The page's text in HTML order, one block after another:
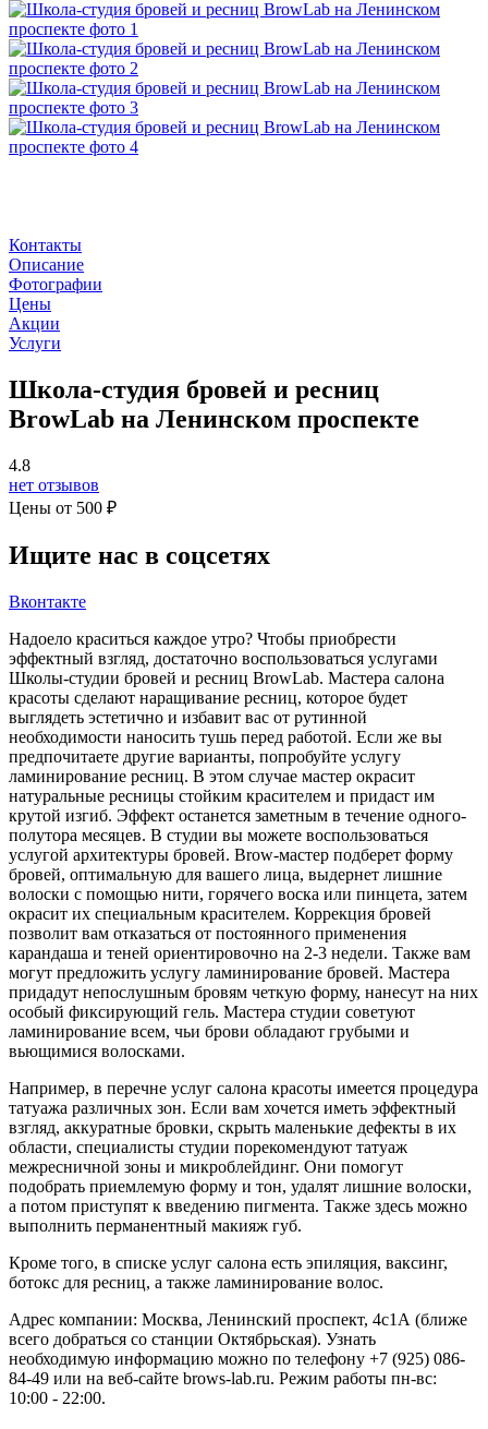
Контакты
Описание
Фотографии
Цены
Акции
Услуги
Школа-студия бровей и ресниц
BrowLab на Ленинском проспекте
4.8
нет отзывов
Цены от 500 ₽
Ищите нас в соцсетях
Вконтакте
Надоело краситься каждое утро? Чтобы приобрести
эффектный взгляд, достаточно воспользоваться услугами
Школы-студии бровей и ресниц BrowLab. Мастера салона
красоты сделают наращивание ресниц, которое будет
выглядеть эстетично и избавит вас от рутинной
необходимости наносить тушь перед работой. Если же вы
предпочитаете другие варианты, попробуйте услугу
ламинирование ресниц. В этом случае мастер окрасит
натуральные ресницы стойким красителем и придаст им
крутой изгиб. Эффект останется заметным в течение одного-
полутора месяцев. В студии вы можете воспользоваться
услугой архитектуры бровей. Brow-мастер подберет форму
бровей, оптимальную для вашего лица, выдернет лишние
волоски с помощью нити, горячего воска или пинцета, затем
окрасит их специальным красителем. Коррекция бровей
позволит вам отказаться от постоянного применения
карандаша и теней ориентировочно на 2-3 недели. Также вам
могут предложить услугу ламинирование бровей. Мастера
придадут непослушным бровям четкую форму, нанесут на них
особый фиксирующий гель. Мастера студии советуют
ламинирование всем, чьи брови обладают грубыми и
вьющимися волосками.
Например, в перечне услуг салона красоты имеется процедура
татуажа различных зон. Если вам хочется иметь эффектный
взгляд, аккуратные бровки, скрыть маленькие дефекты в их
области, специалисты студии порекомендуют татуаж
межресничной зоны и микроблейдинг. Они помогут
подобрать приемлемую форму и тон, удалят лишние волоски,
а потом приступят к введению пигмента. Также здесь можно
выполнить перманентный макияж губ.
Кроме того, в списке услуг салона есть эпиляция, ваксинг,
ботокс для ресниц, а также ламинирование волос.
Адрес компании: Москва, Ленинский проспект, 4с1А (ближе
всего добраться со станции Октябрьская). Узнать
необходимую информацию можно по телефону +7 (925) 086-
84-49 или на веб-сайте brows-lab.ru. Режим работы пн-вс:
10:00 - 22:00.